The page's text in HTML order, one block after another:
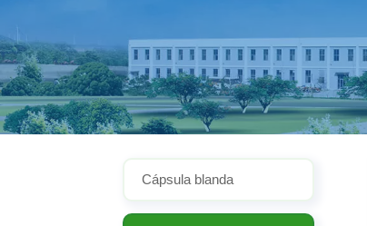
Cápsula blanda